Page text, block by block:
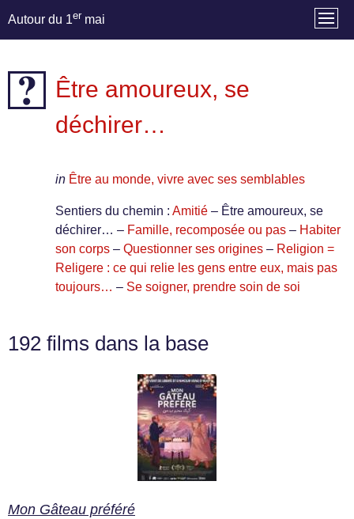
Autour du 1er mai
Être amoureux, se
déchirer…
in Être au monde, vivre avec ses semblables
Sentiers du chemin : Amitié – Être amoureux, se
déchirer… – Famille, recomposée ou pas – Habiter
son corps – Questionner ses origines – Religion =
Religere : ce qui relie les gens entre eux, mais pas
toujours… – Se soigner, prendre soin de soi
192 films dans la base
Mon Gâteau préféré